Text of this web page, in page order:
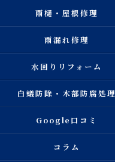
雨樋・屋根修理
雨漏れ修理
水回りリフォーム
白蟻防除・木部防腐処理
Google口コミ
コラム